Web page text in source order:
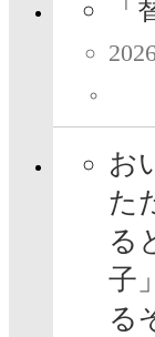
お
た
る
子
る